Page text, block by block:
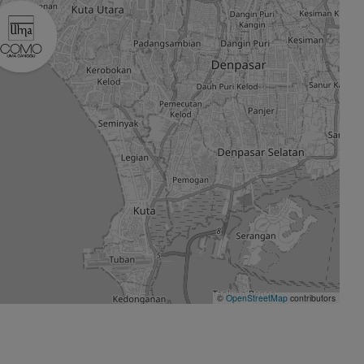
© OpenStreetMap contributors